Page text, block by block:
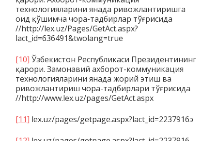
технологияларини янада ривожлантиришга
оид қўшимча чора-тадбирлар тўғрисида
//http://lex.uz/Pages/GetAct.aspx?
lact_id=636491&twolang=true
[10] Ўзбекистон Республикаси Президентининг
қарори. Замонавий ахборот-коммуникация
технологияларини янада жорий этиш ва
ривожлантириш чора-тадбирлари тўғрисида
//http://www.lex.uz/pages/GetAct.aspx
[11] lex.uz/pages/getpage.aspx?lact_id=2237916э